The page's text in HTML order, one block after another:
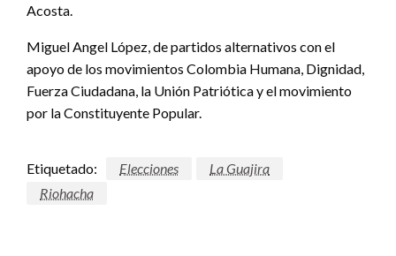
Acosta.
Miguel Angel López, de partidos alternativos con el
apoyo de los movimientos Colombia Humana, Dignidad,
Fuerza Ciudadana, la Unión Patriótica y el movimiento
por la Constituyente Popular.
Etiquetado: Elecciones
La Guajira
Riohacha